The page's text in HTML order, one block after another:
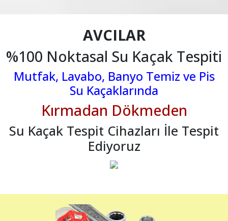
AVCILAR
%100 Noktasal Su Kaçak Tespiti
Mutfak, Lavabo, Banyo Temiz ve Pis
Su Kaçaklarında
Kırmadan Dökmeden
Su Kaçak Tespit Cihazları İle Tespit
Ediyoruz